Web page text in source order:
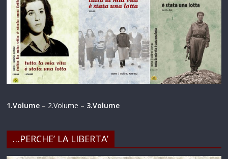
1.Volume – 2.Volume – 3.Volume
…PERCHE’ LA LIBERTA’